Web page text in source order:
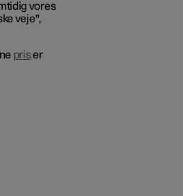
vores
veje",
priser